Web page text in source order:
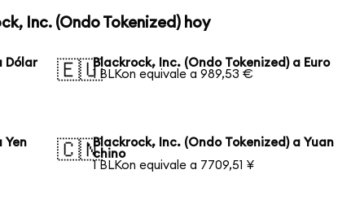
Inc. (Ondo Tokenized) hoy
Dólar
🇪🇺Blackrock, Inc. (Ondo Tokenized) a Euro
1 BLKon equivale a 989,53 €
Yen
🇨🇳Blackrock, Inc. (Ondo Tokenized) a Yuan
chino
1 BLKon equivale a 7709,51 ¥